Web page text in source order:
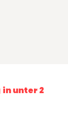
in unter 2